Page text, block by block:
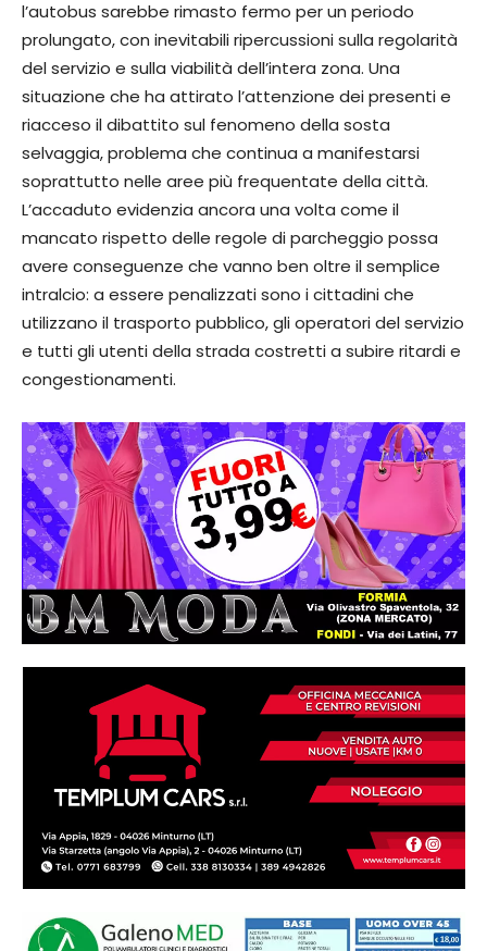
l’autobus sarebbe rimasto fermo per un periodo
prolungato, con inevitabili ripercussioni sulla regolarità
del servizio e sulla viabilità dell’intera zona. Una
situazione che ha attirato l’attenzione dei presenti e
riacceso il dibattito sul fenomeno della sosta
selvaggia, problema che continua a manifestarsi
soprattutto nelle aree più frequentate della città.
L’accaduto evidenzia ancora una volta come il
mancato rispetto delle regole di parcheggio possa
avere conseguenze che vanno ben oltre il semplice
intralcio: a essere penalizzati sono i cittadini che
utilizzano il trasporto pubblico, gli operatori del servizio
e tutti gli utenti della strada costretti a subire ritardi e
congestionamenti.